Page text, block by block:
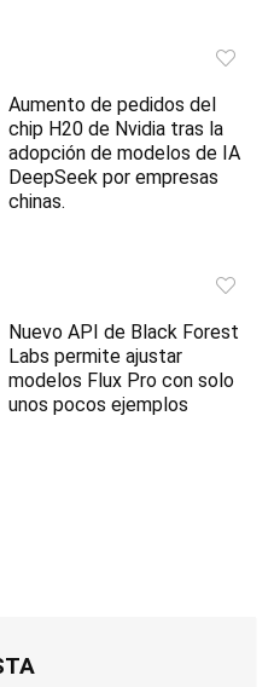
Aumento de pedidos del
chip H20 de Nvidia tras la
adopción de modelos de IA
DeepSeek por empresas
chinas.
Nuevo API de Black Forest
Labs permite ajustar
modelos Flux Pro con solo
unos pocos ejemplos